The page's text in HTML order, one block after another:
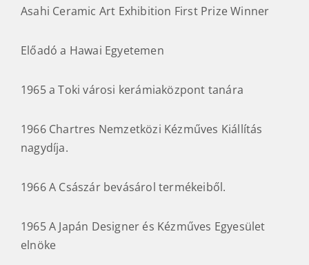
Asahi Ceramic Art Exhibition First Prize Winner
Előadó a Hawai Egyetemen
1965 a Toki városi kerámiaközpont tanára
1966 Chartres Nemzetközi Kézműves Kiállítás
nagydíja.
1966 A Császár bevásárol termékeiből.
1965 A Japán Designer és Kézműves Egyesület
elnöke